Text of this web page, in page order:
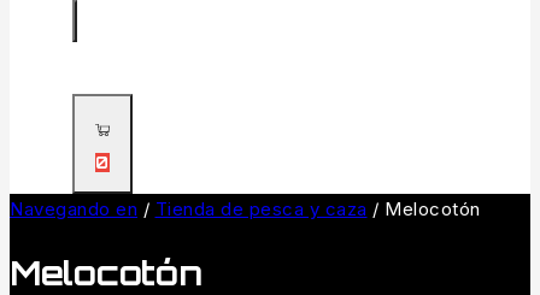
0
Navegando en / Tienda de pesca y caza / Melocotón
Melocotón